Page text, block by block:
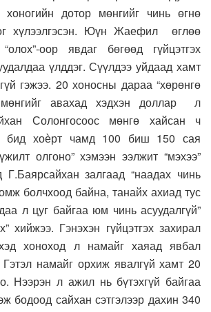
дотор мөнгийг чинь өгнө
хүлээлгэсэн. Юүн Жаефил өглөө
оор явдаг бөгөөд гүйцэтгэх
үлддэг. Сүүлдээ уйдаад хамт
гэжээ. 20 хоносны дараа “хөрөнгө
мөнгийг авахад хэдхэн доллар л
Солонгосоос мөнгө хайсан ч
бид хоѐрт чамд 100 биш 150 сая
олгоно” хэмээн ээлжит “мэхээ”
залгаад “наадах чинь
болчхоод байна, танайх ахиад тус
л цуг байгаа юм чинь асуудалгүй”
хийжээ. Гэнэхэн гүйцэтгэх захирал
хоноход л намайг хаяад явбал
намайг орхиж явалгүй хамт 20
Нээрэн л ажил нь бүтэхгүй байгаа
бодоод сайхан сэтгэлээр дахин 340